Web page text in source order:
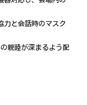
力と会話時のマスク
親睦が深まるよう配